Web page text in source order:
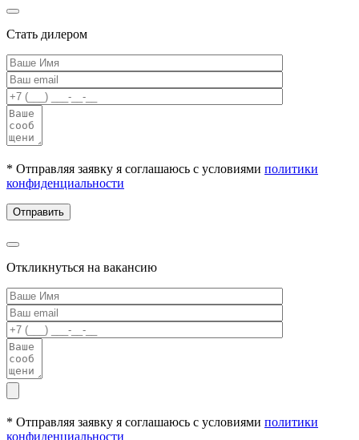
Стать дилером
* Отправляя заявку я соглашаюсь с условиями политики
конфиденциальности
Откликнуться на вакансию
* Отправляя заявку я соглашаюсь с условиями политики
конфиденциальности